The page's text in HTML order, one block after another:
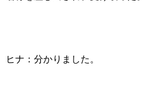
ヒナ：分かりました。